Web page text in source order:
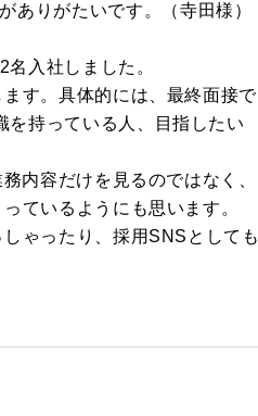
ありがたいです。（寺田様）
入社しました。
す。具体的には、最終面接で
を持っている人、目指したい
内容だけを見るのではなく、
ているようにも思います。
ゃったり、採用SNSとしても